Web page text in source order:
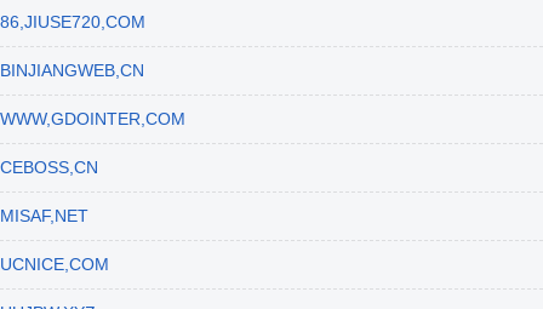
86,JIUSE720,COM
BINJIANGWEB,CN
WWW,GDOINTER,COM
CEBOSS,CN
MISAF,NET
UCNICE,COM